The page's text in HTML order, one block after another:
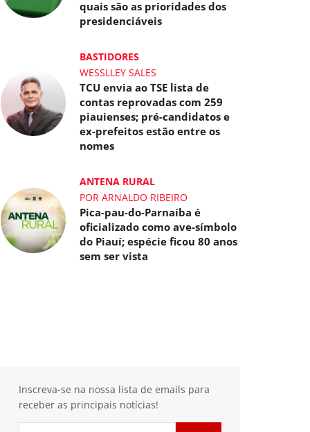
quais são as prioridades dos
presidenciáveis
BASTIDORES
WESSLLEY SALES
TCU envia ao TSE lista de
contas reprovadas com 259
piauienses; pré-candidatos e
ex-prefeitos estão entre os
nomes
ANTENA RURAL
POR ARNALDO RIBEIRO
Pica-pau-do-Parnaíba é
oficializado como ave-símbolo
do Piauí; espécie ficou 80 anos
sem ser vista
Inscreva-se na nossa lista de emails para
receber as principais notícias!